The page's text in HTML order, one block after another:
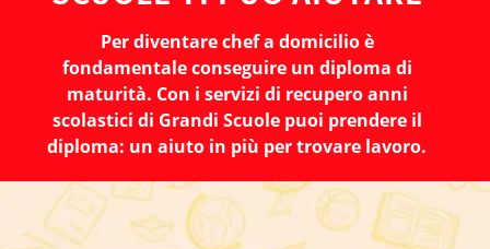
Per diventare chef a domicilio è
fondamentale conseguire un diploma di
maturità. Con i servizi di recupero anni
scolastici di Grandi Scuole puoi prendere il
diploma: un aiuto in più per trovare lavoro.